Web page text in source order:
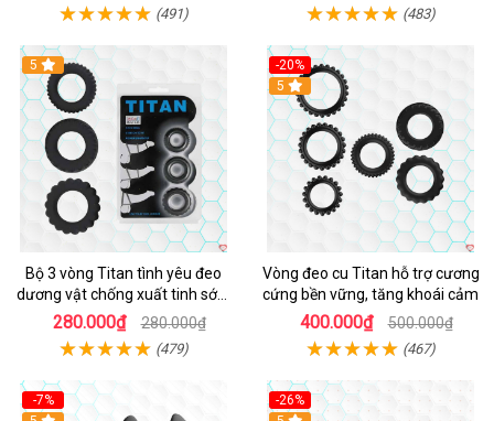
(491) (483)
5
Bộ 3 vòng Titan tình yêu đeo
dương vật chống xuất tinh sớm
chất liệu silicon y tế
280.000₫ 280.000₫
(479)
-20%
Hot
5
Vòng đeo cu Titan hỗ trợ cương
cứng bền vững, tăng khoái cảm
400.000₫ 500.000₫
(467)
-7%
-26%